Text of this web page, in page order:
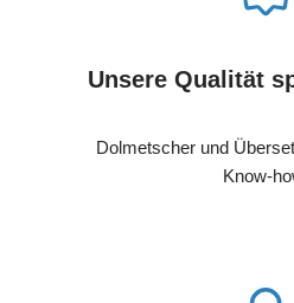
Unsere Qualität
Dolmetscher und
Know-